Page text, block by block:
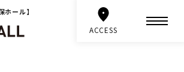
ホール】
ACCESS